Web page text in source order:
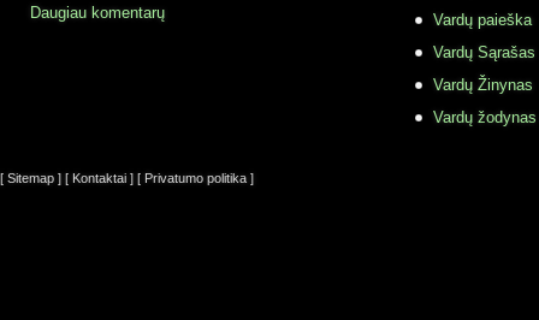
Daugiau komentarų
Vardų paieška
Vardų Sąrašas
Vardų Žinynas
Vardų
[ Sitemap ] [ Kontaktai ] [ Privatumo politika ]